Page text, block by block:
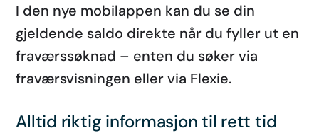
I den nye mobilappen kan du se din
gjeldende saldo direkte når du fyller ut en
fraværssøknad – enten du søker via
fraværsvisningen eller via Flexie.
Alltid riktig informasjon til rett tid